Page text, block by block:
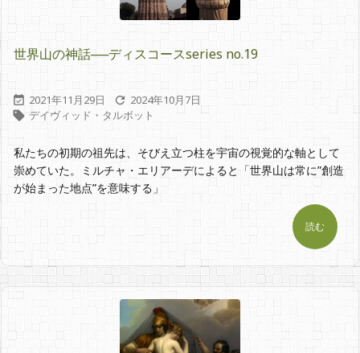
世界山の神話──ディスコースseries no.19
 2021年11月29日  2024年10月7日
 デイヴィッド・タルボット
私たちの初期の祖先は、そびえ立つ柱を宇宙の視覚的な軸として
崇めていた。ミルチャ・エリアーデによると「世界山は常に”創造
が始まった地点”を意味する」
読む